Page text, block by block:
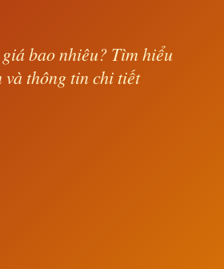
bao nhiêu? Tìm hiểu
và thông tin chi tiết